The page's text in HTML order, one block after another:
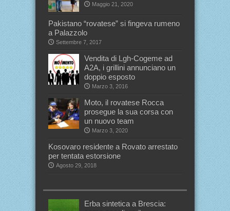
Maggio 21, 2020
Pakistano “rovatese” si fingeva rumeno
a Palazzolo
Settembre 7, 2017
Vendita di Lgh-Cogeme ad
A2A, i grillini annunciano un
doppio esposto
Marzo 3, 2016
Moto, il rovatese Rocca
prosegue la sua corsa con
un nuovo team
Marzo 3, 2020
Kosovaro residente a Rovato arrestato
per tentata estorsione
Agosto 29, 2018
Erba sintetica a Brescia: